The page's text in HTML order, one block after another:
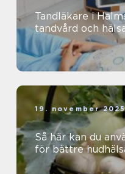
Tandläkare i
tandvård och
19. november
Så här kan du
för bättre